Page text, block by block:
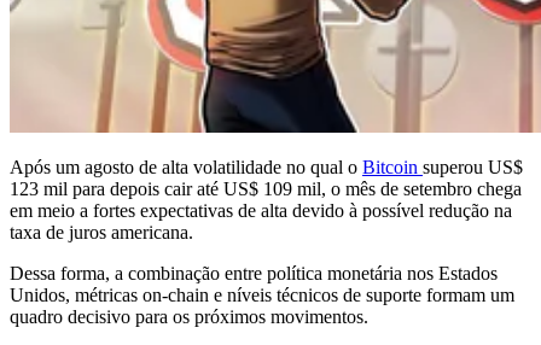
Após um agosto de alta volatilidade no qual o Bitcoin superou US$
123 mil para depois cair até US$ 109 mil, o mês de setembro chega
em meio a fortes expectativas de alta devido à possível redução na
taxa de juros americana.
Dessa forma, a combinação entre política monetária nos Estados
Unidos, métricas on-chain e níveis técnicos de suporte formam um
quadro decisivo para os próximos movimentos.